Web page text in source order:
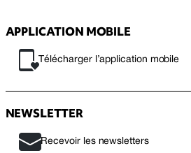
APPLICATION MOBILE
Télécharger l’application mobile
NEWSLETTER
Recevoir les newsletters